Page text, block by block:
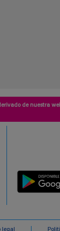
de nuestra
legal